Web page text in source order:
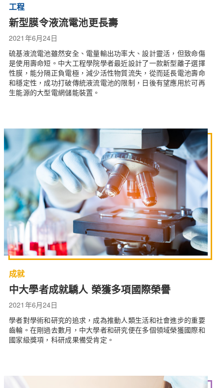
工程
新型膜令液流電池更長壽
2021年6月24日
硫基液流電池雖然安全、電量輸出功率大、設計靈活，但致命傷
是使用壽命短。中大工程學院學者最近設計了一款新型離子選擇
性膜，能分隔正負電極，減少活性物質流失，從而延長電池壽命
和穩定性，成功打破傳統液流電池的限制，日後有望應用於可再
生能源的大型電網儲能裝置。
成就
中大學者成就驕人 榮獲多項國際榮譽
2021年6月24日
學者對學術和研究的追求，成為推動人類生活和社會進步的重要
齒輪。在剛過去數月，中大學者和研究便在多個領域榮獲國際和
國家級獎項，科研成果備受肯定。